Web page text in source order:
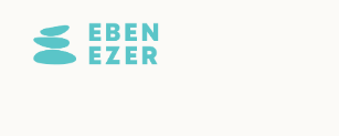
Prejsť